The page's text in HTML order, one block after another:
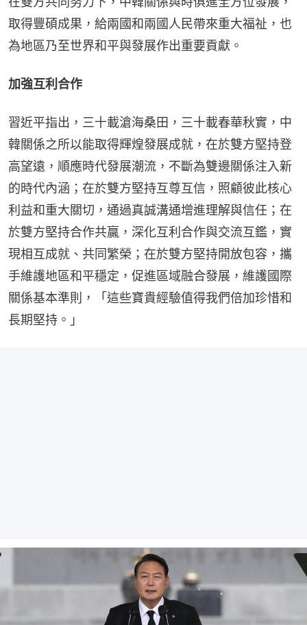
取得豐碩成果，給兩國和兩國人民帶來重大福祉，也
為地區乃至世界和平與發展作出重要貢獻。
加強互利合作
習近平指出，三十載滄海桑田，三十載春華秋實，中
韓關係之所以能取得輝煌發展成就，在於雙方堅持登
高望遠，順應時代發展潮流，不斷為雙邊關係注入新
的時代內涵；在於雙方堅持互尊互信，照顧彼此核心
利益和重大關切，通過真誠溝通增進理解與信任；在
於雙方堅持合作共贏，深化互利合作與交流互鑑，實
現相互成就、共同繁榮；在於雙方堅持開放包容，攜
手維護地區和平穩定，促進區域融合發展，維護國際
關係基本準則，「這些寶貴經驗值得我們倍加珍惜和
長期堅持。」